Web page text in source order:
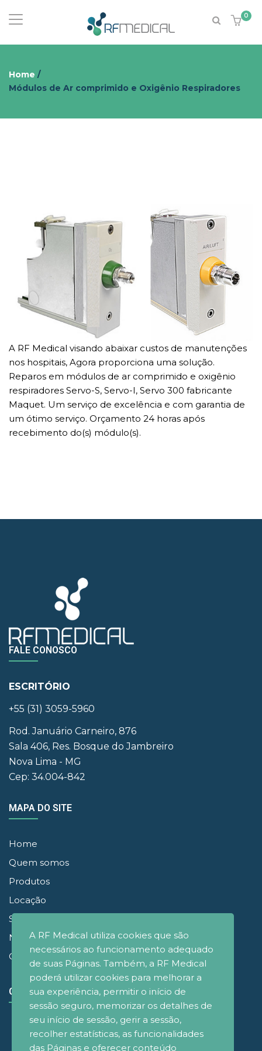
0
Home /
Módulos de Ar comprimido e Oxigênio Respiradores
A RF Medical visando abaixar custos de manutenções
nos hospitais, Agora proporciona uma solução.
Reparos em módulos de ar comprimido e oxigênio
respiradores Servo-S, Servo-I, Servo 300 fabricante
Maquet. Um serviço de excelência e com garantia de
um ótimo serviço. Orçamento 24 horas após
recebimento do(s) módulo(s).
FALE CONOSCO
ESCRITÓRIO
+55 (31) 3059-5960
Rod. Januário Carneiro, 876
Sala 406, Res. Bosque do Jambreiro
Nova Lima - MG
Cep: 34.004-842
MAPA DO SITE
Home
Quem somos
Produtos
Locação
Simuladores
Noticias
Contato
CONECTE-SE
A RF Medical utiliza cookies que são
necessários ao funcionamento adequado
de suas Páginas. Também, a RF Medical
poderá utilizar cookies para melhorar a
sua experiência, permitir o início de
sessão seguro, memorizar os detalhes de
seu início de sessão, gerir a sessão,
recolher estatísticas, as funcionalidades
das Páginas e oferecer conteúdo